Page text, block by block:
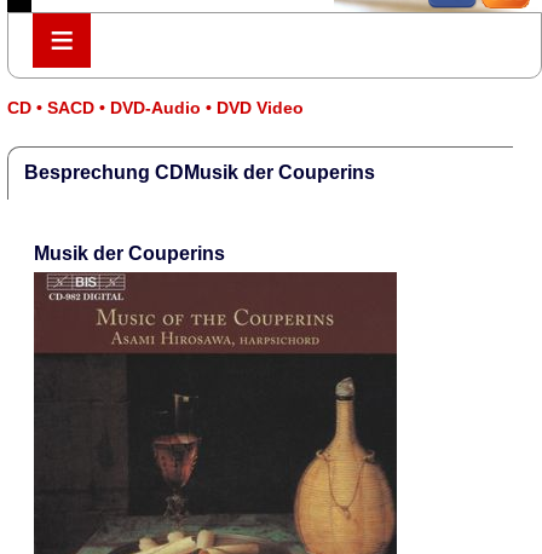
≡
≡
CD • SACD • DVD-Audio • DVD Video
Besprechung CDMusik der Couperins
Musik der Couperins